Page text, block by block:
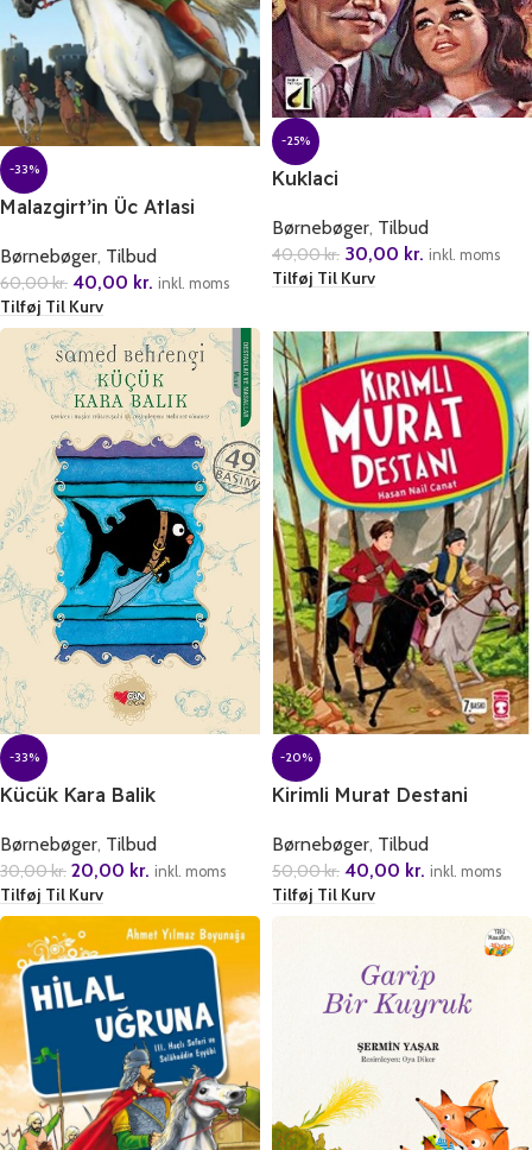
-33%
Malazgirt’in Üc Atlasi
Børnebøger, Tilbud
60,00kr. 40,00 kr. inkl. moms
Tilføj Til Kurv
-25%
Kuklaci
Børnebøger, Tilbud
40,00kr. 30,00 kr. inkl. moms
Tilføj Til Kurv
-33%
Kücük Kara Balik
Børnebøger, Tilbud
30,00kr. 20,00 kr. inkl. moms
Tilføj Til Kurv
-20%
Kirimli Murat Destani
Børnebøger, Tilbud
50,00kr. 40,00 kr. inkl. moms
Tilføj Til Kurv